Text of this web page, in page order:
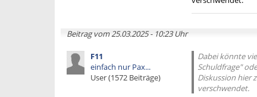
Beitrag vom 25.03.2025 - 10:23 Uhr
F11
einfach nur Pax...
User (1572 Beiträge)
Dabei könnte
Schuldfrage"
Diskussion hier
verschwendet.